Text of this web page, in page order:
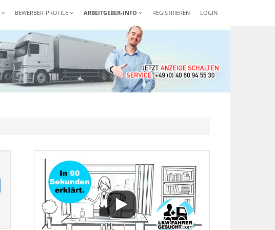
REGISTRIEREN LOGIN
BEWERBER-PROFILE ARBEITGEBER-INFO